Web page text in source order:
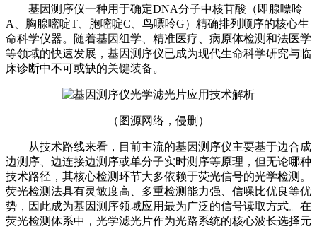
基因测序仪一种用于确定DNA分子中核苷酸（即腺嘌呤
A、胸腺嘧啶T、胞嘧啶C、鸟嘌呤G）精确排列顺序的核心生
命科学仪器。随着基因组学、精准医疗、病原体检测和法医学
等领域的快速发展，基因测序仪已成为现代生命科学研究与临
床诊断中不可或缺的关键装备。
（图源网络，侵删）
从技术路线来看，目前主流的基因测序仪主要基于边合成
边测序、边连接边测序或单分子实时测序等原理，但无论哪种
技术路径，其核心检测环节大多依赖于荧光信号的光学检测。
荧光检测法具有灵敏度高、多重检测能力强、信噪比优良等优
势，因此成为基因测序领域应用最为广泛的信号读取方式。 在
荧光检测体系中，光学滤光片作为光路系统的核心波长选择元